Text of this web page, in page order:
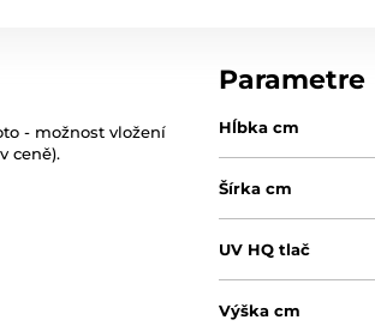
- možnost vložení
ceně).
Parametre
Hĺbka cm
Šírka cm
UV HQ tlač
Výška cm